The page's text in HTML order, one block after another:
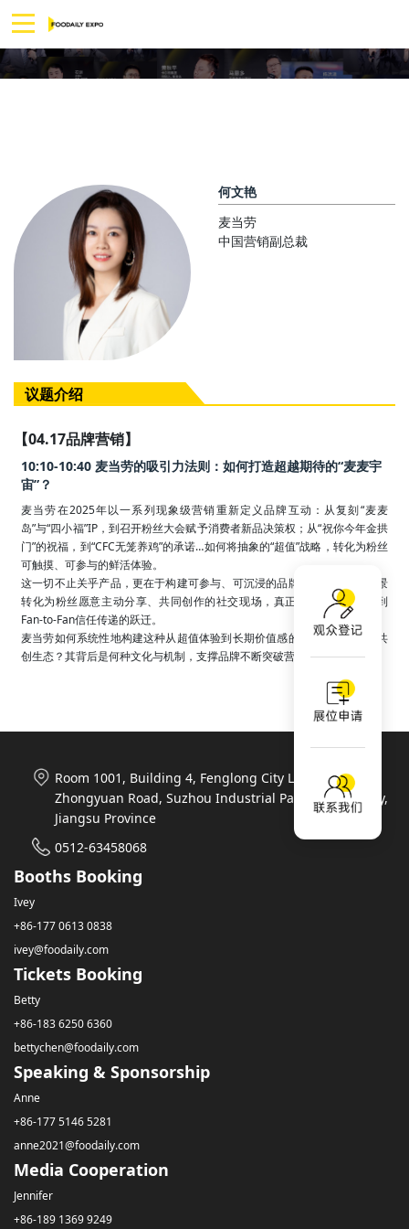
何文艳
麦当劳
中国营销副总裁
议题介绍
【04.17品牌营销】
10:10-10:40 麦当劳的吸引力法则：如何打造超越期待的“麦麦宇
宙”？
麦当劳在2025年以一系列现象级营销重新定义品牌互动：从复刻“麦麦
岛”与“四小福”IP，到召开粉丝大会赋予消费者新品决策权；从“祝你今年金拱
门”的祝福，到“CFC无笼养鸡”的承诺…如何将抽象的“超值”战略，转化为粉丝
可触摸、可参与的鲜活体验。
这一切不止关乎产品，更在于构建可参与、可沉浸的品牌体验，将消费场景
转化为粉丝愿意主动分享、共同创作的社交现场，真正实现从品牌传播到
Fan-to-Fan信任传递的跃迁。
麦当劳如何系统性地构建这种从超值体验到长期价值感的品牌主张与粉丝共
创生态？其背后是何种文化与机制，支撑品牌不断突破营销边界？
Room 1001, Building 4, Fenglong City Life Plaza, 788
Zhongyuan Road, Suzhou Industrial Park, Suzhou City,
Jiangsu Province
0512-63458068
Booths Booking
Ivey
+86-177 0613 0838
ivey@foodaily.com
Tickets Booking
Betty
+86-183 6250 6360
bettychen@foodaily.com
Speaking & Sponsorship
Anne
+86-177 5146 5281
anne2021@foodaily.com
Media Cooperation
Jennifer
+86-189 1369 9249